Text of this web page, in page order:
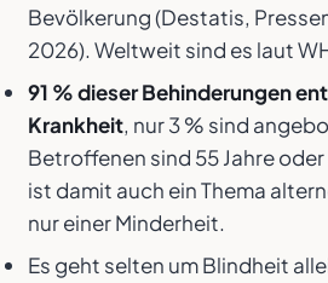
Bevölkerung (Destatis,
2026). Weltweit sind es laut
91 % dieser Behinderungen
Krankheit, nur 3 % sind
Betroffenen sind 55 Jahre
ist damit auch ein Thema
nur einer Minderheit.
Es geht selten um Blindheit